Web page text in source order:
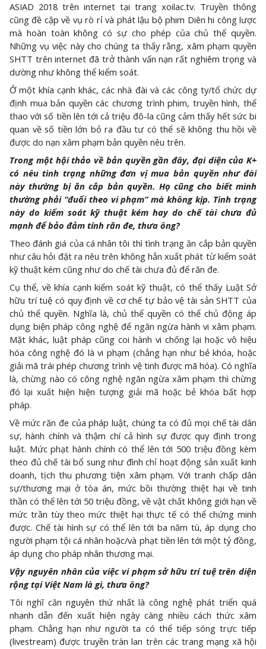
ASIAD 2018 trên internet tại trang xoilac.tv. Truyền thông
cũng đề cập về vụ rò rỉ và phát lậu bộ phim Diên hi công lược
mà hoàn toàn không có sự cho phép của chủ thể quyền.
Những vụ việc này cho chúng ta thấy rằng, xâm phạm quyền
SHTT trên internet đã trở thành vấn nạn rất nghiêm trọng và
dường như không thể kiểm soát.
Ở một khía cạnh khác, các nhà đài và các công ty/tổ chức dự
định mua bản quyền các chương trình phim, truyền hình, thể
thao với số tiền lên tới cả triệu đô-la cũng cảm thấy hết sức bi
quan về số tiền lớn bỏ ra đầu tư có thể sẽ không thu hồi về
được do nạn xâm phạm bản quyền nêu trên.
Trong một hội thảo về bản quyền gần đây, đại diện của K+
có nêu tình trạng những đơn vị mua bản quyền như đài
này thường bị ăn cắp bản quyền. Họ cũng cho biết mình
thường phải “đuổi theo vi phạm” mà không kịp. Tình trạng
này do kiểm soát kỹ thuật kém hay do chế tài chưa đủ
mạnh để bảo đảm tính răn đe, thưa ông?
Theo đánh giá của cá nhân tôi thì tình trạng ăn cắp bản quyền
như câu hỏi đặt ra nêu trên không hẳn xuất phát từ kiểm soát
kỹ thuật kém cũng như do chế tài chưa đủ để răn đe.
Cụ thể, về khía cạnh kiểm soát kỹ thuật, có thể thấy Luật Sở
hữu trí tuệ có quy định về cơ chế tự bảo vệ tài sản SHTT của
chủ thể quyền. Nghĩa là, chủ thể quyền có thể chủ động áp
dụng biện pháp công nghệ để ngăn ngừa hành vi xâm phạm.
Mặt khác, luật pháp cũng coi hành vi chống lại hoặc vô hiệu
hóa công nghệ đó là vi phạm (chẳng hạn như bẻ khóa, hoặc
giải mã trái phép chương trình vệ tinh được mã hóa). Có nghĩa
là, chừng nào có công nghệ ngăn ngừa xâm phạm thì chừng
đó lại xuất hiện hiện tượng giải mã hoặc bẻ khóa bất hợp
pháp.
Về mức răn đe của pháp luật, chúng ta có đủ mọi chế tài dân
sự, hành chính và thậm chí cả hình sự được quy định trong
luật. Mức phạt hành chính có thể lên tới 500 triệu đồng kèm
theo đủ chế tài bổ sung như đình chỉ hoạt động sản xuất kinh
doanh, tịch thu phương tiện xâm phạm. Với tranh chấp dân
sự/thương mại ở tòa án, mức bồi thường thiệt hại về tinh
thần có thể lên tới 50 triệu đồng, về vật chất không giới hạn về
mức trần tùy theo mức thiệt hại thực tế có thể chứng minh
được. Chế tài hình sự có thể lên tới ba năm tù, áp dụng cho
người phạm tội cá nhân hoặc/và phạt tiền lên tới một tỷ đồng,
áp dụng cho pháp nhân thương mại.
Vậy nguyên nhân của việc vi phạm sở hữu trí tuệ trên diện
rộng tại Việt Nam là gì, thưa ông?
Tôi nghĩ căn nguyên thứ nhất là công nghệ phát triển quá
nhanh dẫn đến xuất hiện ngày càng nhiều cách thức xâm
phạm. Chẳng hạn như người ta có thể tiếp sóng trực tiếp
(livestream) được truyền tràn lan trên các trang mạng xã hội